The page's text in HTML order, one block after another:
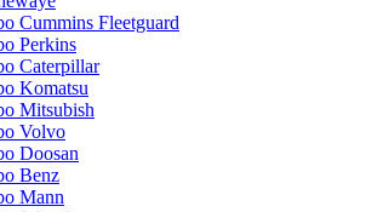
Cummins Fleetguard
Perkins
Caterpillar
Komatsu
Mitsubish
Volvo
Doosan
Benz
Mann